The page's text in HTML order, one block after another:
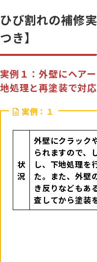
ひび割れの補修
つき】
実例１：外壁にヘア
地処理と再塗装で対応
実例：１
状
況
外壁にクラック
られますので、
し、下地処理を
た。また、外壁
き反りなどもあ
査してから塗装